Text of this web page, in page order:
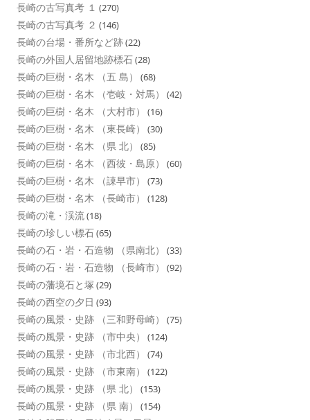
長崎の古写真考 １ (270)
長崎の古写真考 ２ (146)
長崎の台場・番所など跡(22)
長崎の外国人居留地跡標石(28)
長崎の巨樹・名木 （五 島） (68)
長崎の巨樹・名木 （壱岐・対馬） (42)
長崎の巨樹・名木 （大村市） (16)
長崎の巨樹・名木 （東長崎） (30)
長崎の巨樹・名木 （県 北） (85)
長崎の巨樹・名木 （西彼・島原） (60)
長崎の巨樹・名木 （諌早市） (73)
長崎の巨樹・名木 （長崎市） (128)
長崎の滝・渓流(18)
長崎の珍しい標石(65)
長崎の石・岩・石造物 （県南北） (33)
長崎の石・岩・石造物 （長崎市） (92)
長崎の藩境石と塚 (29)
長崎の西空の夕日 (93)
長崎の風景・史跡 （三和野母崎） (75)
長崎の風景・史跡 （市中央） (124)
長崎の風景・史跡 （市北西） (74)
長崎の風景・史跡 （市東南） (122)
長崎の風景・史跡 （県 北） (153)
長崎の風景・史跡 （県 南） (154)